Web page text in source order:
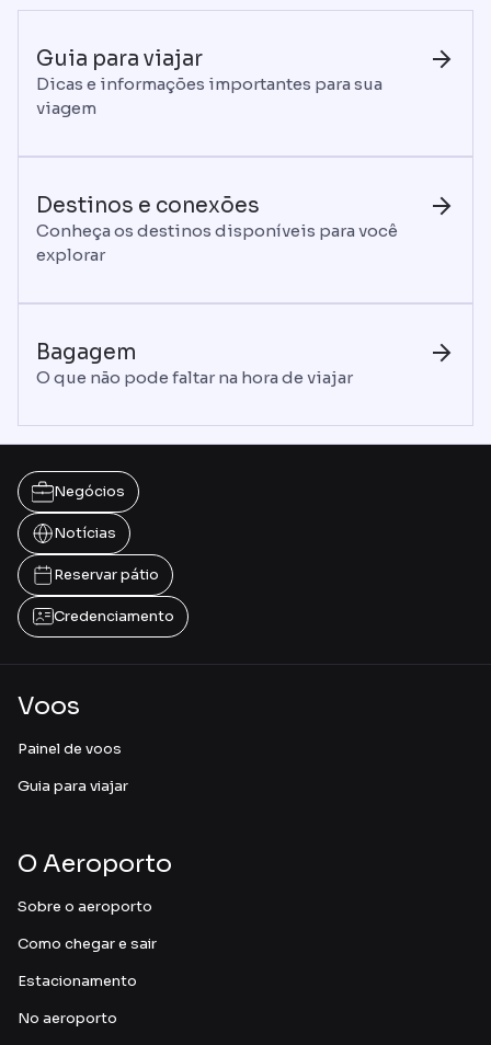
Guia para viajar
Dicas e informações importantes para sua
viagem
Destinos e conexões
Conheça os destinos disponíveis para você
explorar
Bagagem
O que não pode faltar na hora de viajar
Negócios
Notícias
Reservar pátio
Credenciamento
Voos
Painel de voos
Guia para viajar
O Aeroporto
Sobre o aeroporto
Como chegar e sair
Estacionamento
No aeroporto